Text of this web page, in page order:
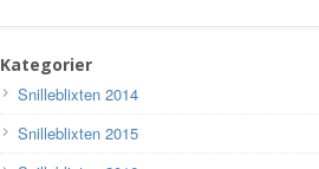
Kategorier
Snilleblixten 2014
Snilleblixten 2015